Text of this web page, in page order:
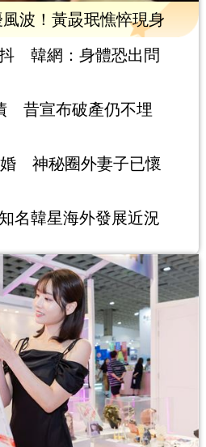
波！黃晸珉憔悴現身
韓網：身體恐出問
昔宣布破產仍不埋
神秘圈外妻子已懷
名韓星海外發展近況